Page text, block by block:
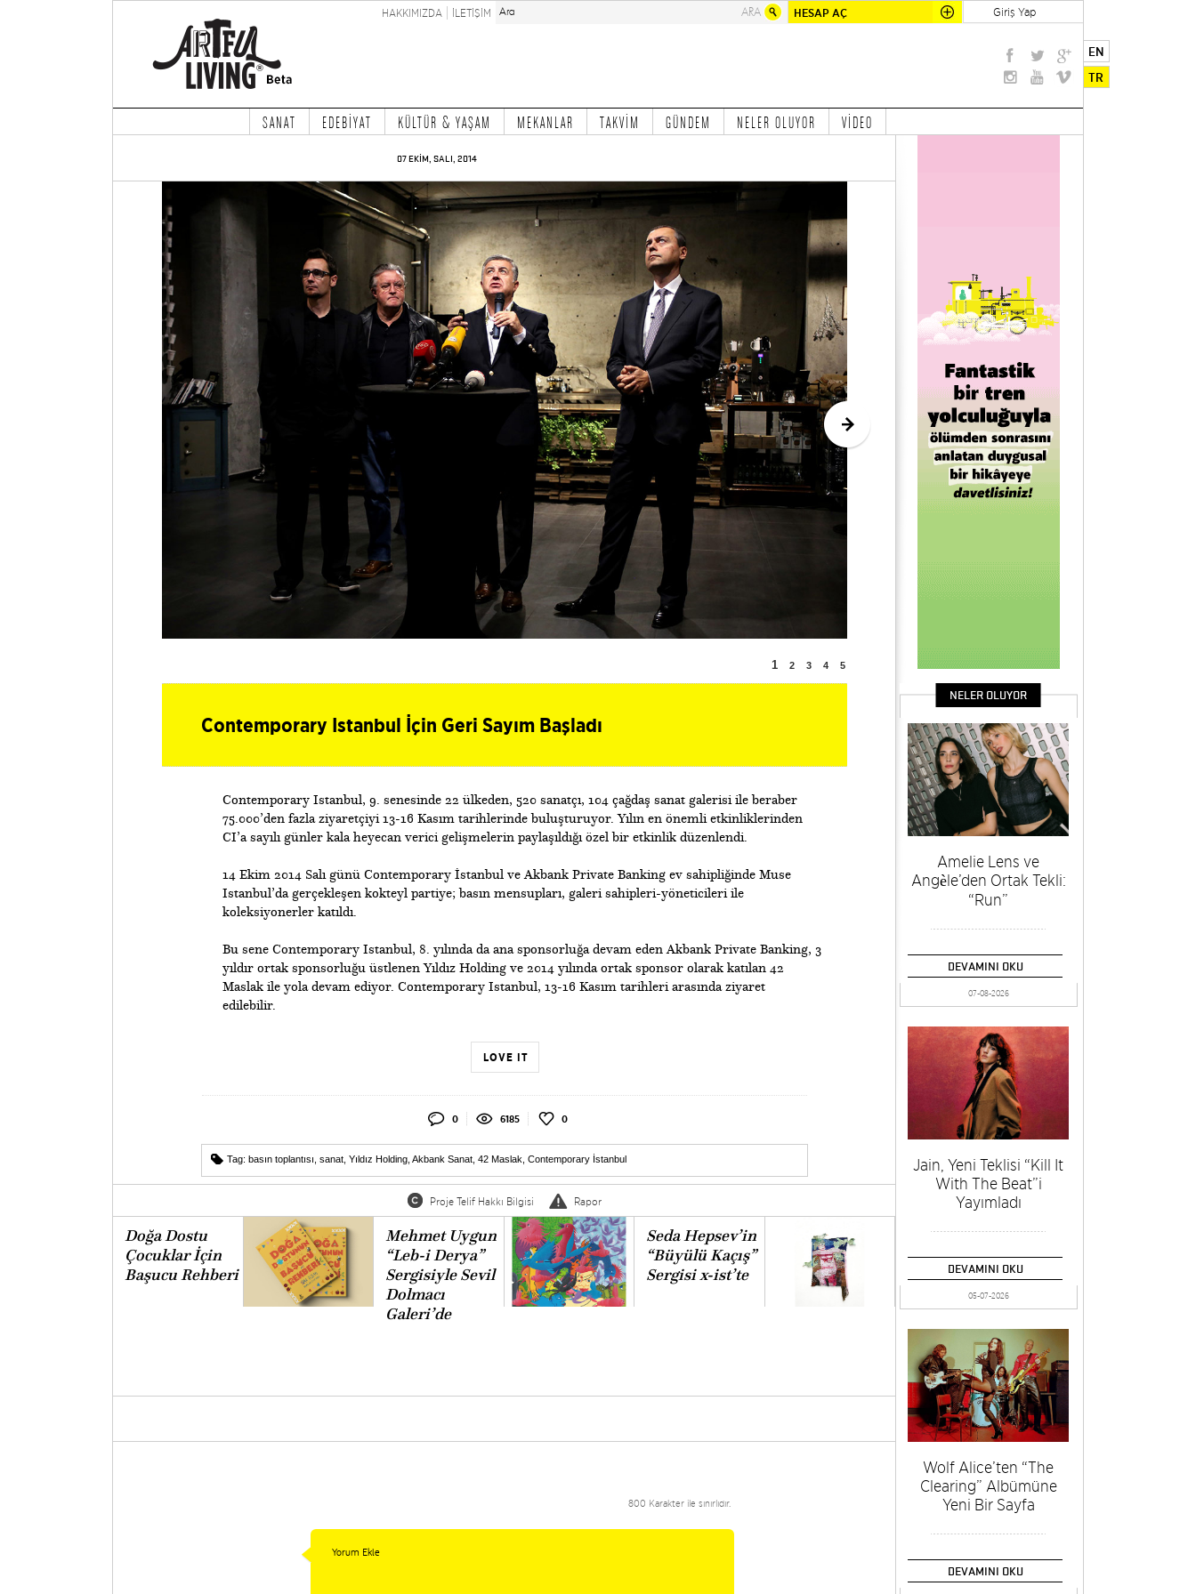
HESAP AÇ Giriş Yap
HAKKIMIZDA İLETİŞİM
EN
TR
SANAT EDEBİYAT KÜLTÜR & YAŞAM MEKANLAR TAKVİM GÜNDEM NELER OLUYOR VİDEO
07 EKİM, SALI, 2014
1 2 3 4 5
Contemporary Istanbul İçin Geri Sayım Başladı
Contemporary Istanbul, 9. senesinde 22 ülkeden, 520 sanatçı, 104 çağdaş sanat galerisi ile beraber
75.000’den fazla ziyaretçiyi 13-16 Kasım tarihlerinde buluşturuyor. Yılın en önemli etkinliklerinden
CI’a sayılı günler kala heyecan verici gelişmelerin paylaşıldığı özel bir etkinlik düzenlendi.
14 Ekim 2014 Salı günü Contemporary İstanbul ve Akbank Private Banking ev sahipliğinde Muse
Istanbul’da gerçekleşen kokteyl partiye; basın mensupları, galeri sahipleri-yöneticileri ile
koleksiyonerler katıldı.
Bu sene Contemporary Istanbul, 8. yılında da ana sponsorluğa devam eden Akbank Private Banking, 3
yıldır ortak sponsorluğu üstlenen Yıldız Holding ve 2014 yılında ortak sponsor olarak katılan 42
Maslak ile yola devam ediyor. Contemporary Istanbul, 13-16 Kasım tarihleri arasında ziyaret
edilebilir.
LOVE IT
0 6185 0
Tag: basın toplantısı sanat Yıldız Holding Akbank Sanat 42 Maslak Contemporary İstanbul
Proje Telif Hakkı Bilgisi Rapor
Doğa Dostu
Çocuklar İçin
Başucu Rehberi
Mehmet Uygun
“Leb-i Derya”
Sergisiyle Sevil
Dolmacı
Galeri’de
Seda Hepsev’in
“Büyülü Kaçış”
Sergisi x-ist’te
800 Karakter ile sınırlıdır.
NELER OLUYOR
Amelie Lens ve
Angèle’den Ortak Tekli:
“Run”
DEVAMINI OKU
07-08-2026
Jain, Yeni Teklisi “Kill It
With The Beat”i
Yayımladı
DEVAMINI OKU
05-07-2026
Wolf Alice’ten “The
Clearing” Albümüne
Yeni Bir Sayfa
DEVAMINI OKU